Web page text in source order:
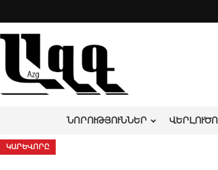
to
content
ՆՈՐՈՒԹՅՈՒՆՆԵՐ
ԿԱՐԵՎՈՐԸ